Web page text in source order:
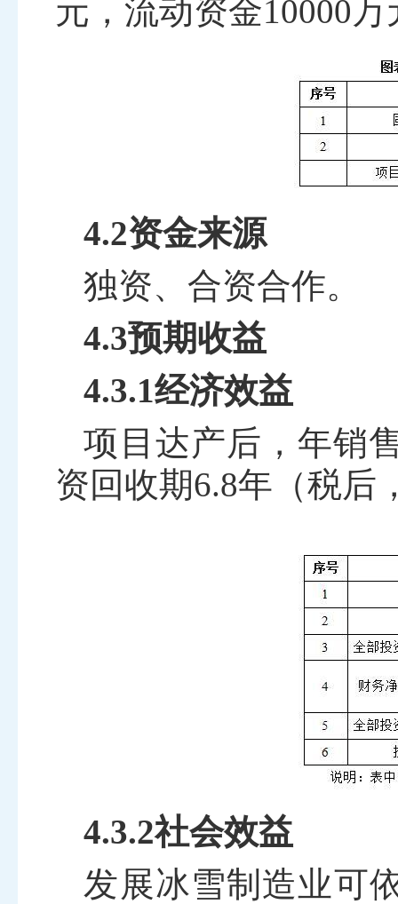
元，流动资金10000
4.2资金来源
独资、合资合作。
4.3预期收益
4.3.1经济效益
项目达产后，年销
资回收期6.8年（税后
4.3.2社会效益
发展冰雪制造业可